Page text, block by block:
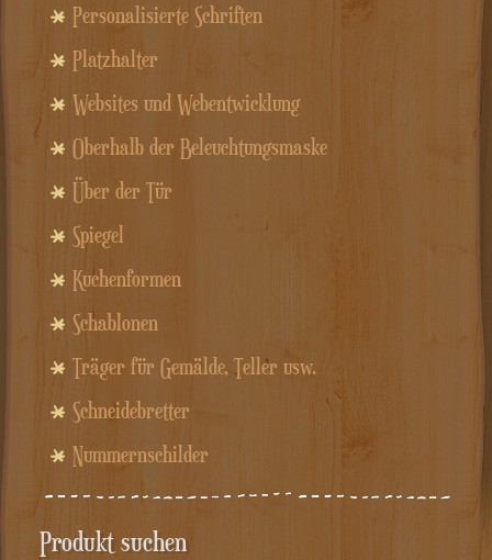
Personalisierte Schriften
Platzhalter
Websites und Webentwicklung
Oberhalb der Beleuchtungsmaske
Über der Tür
Spiegel
Kuchenformen
Schablonen
Träger für Gemälde, Teller usw.
Schneidebretter
Nummernschilder
Produkt suchen